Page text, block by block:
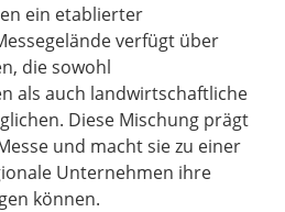
ein etablierter
verfügt über
die sowohl
als auch landwirtschaftliche
Diese Mischung prägt
und macht sie zu einer
Unternehmen ihre
können.